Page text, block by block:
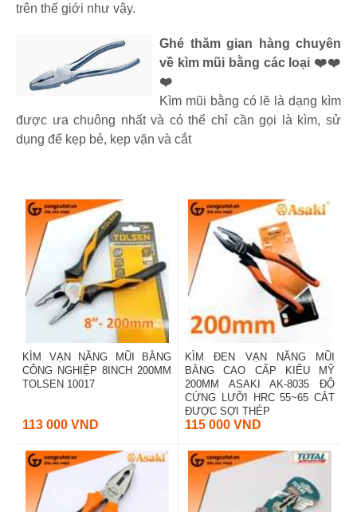
trên thế giới như vậy.
Ghé thăm gian hàng chuyên
về kìm mũi bằng các loại ❤️❤️
❤️
Kìm mũi bằng có lẽ là dạng kìm
được ưa chuông nhất và có thể chỉ cần gọi là kìm, sử
dụng để kẹp bẻ, kẹp vặn và cắt
KÌM VẠN NĂNG MŨI BẰNG
CÔNG NGHIỆP 8INCH 200MM
TOLSEN 10017
113 000 VND
KÌM ĐEN VẠN NĂNG MŨI
BẰNG CAO CẤP KIỂU MỸ
200MM ASAKI AK-8035 ĐỘ
CỨNG LƯỠI HRC 55~65 CẮT
ĐƯỢC SỢI THÉP
115 000 VND